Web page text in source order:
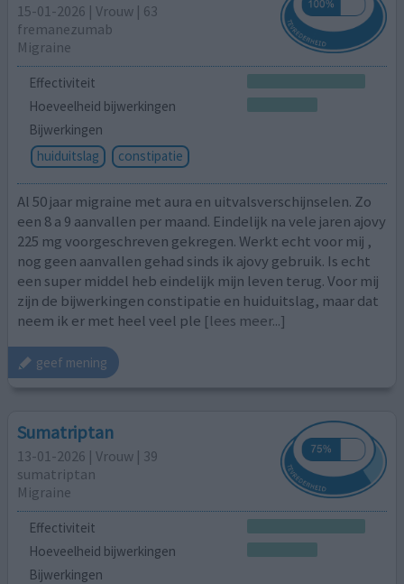
15-01-2026 | Vrouw | 63
fremanezumab
Migraine
Effectiviteit
Hoeveelheid bijwerkingen
Bijwerkingen
huiduitslag
constipatie
Al 50 jaar migraine met aura en uitvalsverschijnselen. Zo
een 8 a 9 aanvallen per maand. Eindelijk na vele jaren ajovy
225 mg voorgeschreven gekregen. Werkt echt voor mij ,
nog geen aanvallen gehad sinds ik ajovy gebruik. Is echt
een super middel heb eindelijk mijn leven terug. Voor mij
zijn de bijwerkingen constipatie en huiduitslag, maar dat
neem ik er met heel veel ple [lees meer...]
geef mening
Sumatriptan
13-01-2026 | Vrouw | 39
sumatriptan
Migraine
Effectiviteit
Hoeveelheid bijwerkingen
Bijwerkingen